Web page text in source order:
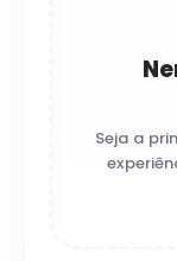
Seja a